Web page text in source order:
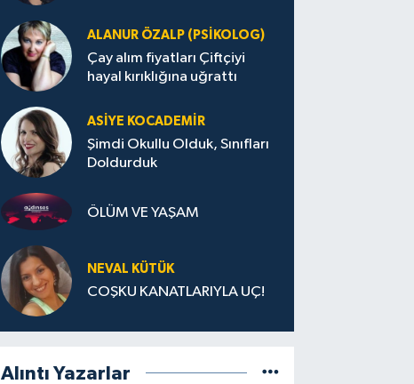
ALANUR ÖZALP (PSIKOLOG)
Çay alım fiyatları Çiftçiyi
hayal kırıklığına uğrattı
ASIYE KOCADEMİR
Şimdi Okullu Olduk, Sınıfları
Doldurduk
ÖLÜM VE YAŞAM
NEVAL KÜTÜK
COŞKU KANATLARIYLA UÇ!
Alıntı Yazarlar